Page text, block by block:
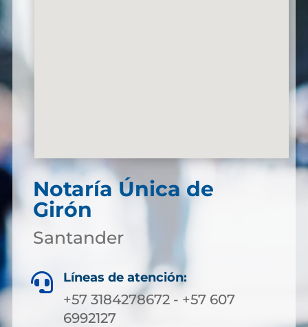
Notaría Única de
Girón
Santander
 Líneas de atención:
+57 3184278672 - +57 607
6992127